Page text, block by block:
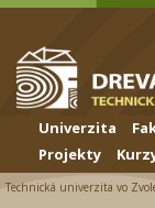
Skip to cookies
Skip to navigation
Skočiť na hlavný
Univerzita
Projekty
Technická univerzita vo